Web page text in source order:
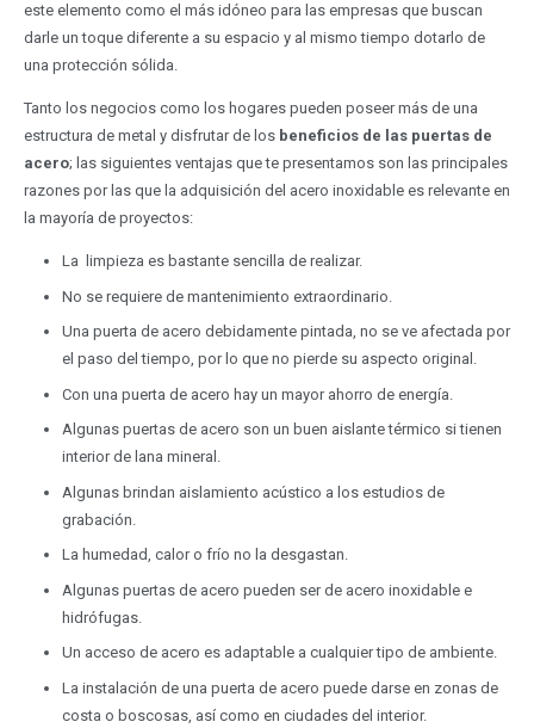
este elemento como el más idóneo para las empresas que buscan
darle un toque diferente a su espacio y al mismo tiempo dotarlo de
una protección sólida.
Tanto los negocios como los hogares pueden poseer más de una
estructura de metal y disfrutar de los beneficios de las puertas de
acero; las siguientes ventajas que te presentamos son las principales
razones por las que la adquisición del acero inoxidable es relevante en
la mayoría de proyectos:
La limpieza es bastante sencilla de realizar.
No se requiere de mantenimiento extraordinario.
Una puerta de acero debidamente pintada, no se ve afectada por
el paso del tiempo, por lo que no pierde su aspecto original.
Con una puerta de acero hay un mayor ahorro de energía.
Algunas puertas de acero son un buen aislante térmico si tienen
interior de lana mineral.
Algunas brindan aislamiento acústico a los estudios de
grabación.
La humedad, calor o frío no la desgastan.
Algunas puertas de acero pueden ser de acero inoxidable e
hidrófugas.
Un acceso de acero es adaptable a cualquier tipo de ambiente.
La instalación de una puerta de acero puede darse en zonas de
costa o boscosas, así como en ciudades del interior.